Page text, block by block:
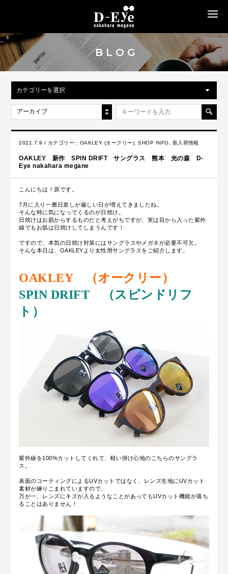
BLOG
カテゴリーを選択
アーカイブ
2021.7.9 / カテゴリー： OAKLEY (オークリー) ,SHOP INFO 新入荷情報
OAKLEY 新作 SPIN DRIFT サングラス 熊本 光の森 D-
Eye nakahara megane
こんにちは！原です。
7月に入り一層日差しが厳しい日が増えてきましたね。
そんな時に気になってくるのが日焼け。
日焼けはお肌からするものだと考えがちですが、実は目から入った紫外
線でもお肌は日焼けしてしまうんです！
ですので、本気の日焼け対策にはサングラスやメガネが必要不可欠。
そんな本日は、OAKLEYより女性用サングラスをご紹介します。
OAKLEY （オークリー）
SPIN DRIFT （スピンドリフ
ト）
紫外線を100%カットしてくれて、軽い掛け心地のこちらのサングラ
ス。
表面のコーティングによるUVカットではなく、レンズ生地にUVカット
素材が練りこまれていますので、
万が一、レンズにキズが入るようなことがあってもUVカット機能が落ち
ることはありません！